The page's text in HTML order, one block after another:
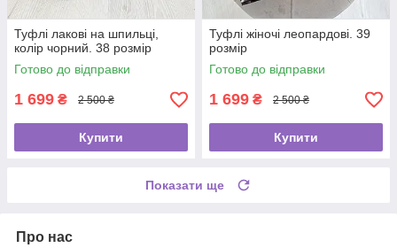
Туфлі лакові на шпильці,
колір чорний. 38 розмір
Готово до відправки
1 699 ₴ 2 500 ₴
Купити
Туфлі жіночі леопардові. 39
розмір
Готово до відправки
1 699 ₴ 2 500 ₴
Купити
Показати ще
Про нас